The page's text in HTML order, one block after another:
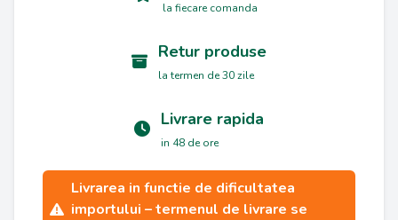
la fiecare comanda
Retur produse
la termen de 30 zile
Livrare rapida
in 48 de ore
Livrarea in functie de dificultatea
importului – termenul de livrare se